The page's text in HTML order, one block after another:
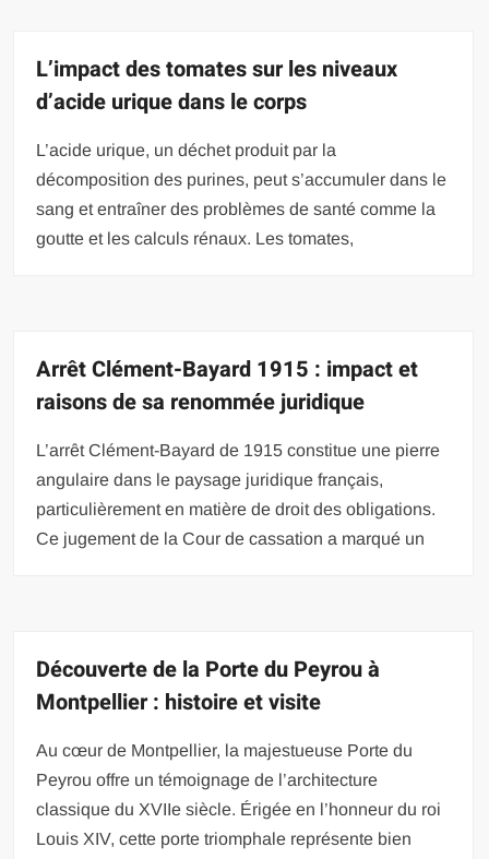
L’impact des tomates sur les niveaux
d’acide urique dans le corps
L’acide urique, un déchet produit par la
décomposition des purines, peut s’accumuler dans le
sang et entraîner des problèmes de santé comme la
goutte et les calculs rénaux. Les tomates,
Arrêt Clément-Bayard 1915 : impact et
raisons de sa renommée juridique
L’arrêt Clément-Bayard de 1915 constitue une pierre
angulaire dans le paysage juridique français,
particulièrement en matière de droit des obligations.
Ce jugement de la Cour de cassation a marqué un
Découverte de la Porte du Peyrou à
Montpellier : histoire et visite
Au cœur de Montpellier, la majestueuse Porte du
Peyrou offre un témoignage de l’architecture
classique du XVIIe siècle. Érigée en l’honneur du roi
Louis XIV, cette porte triomphale représente bien